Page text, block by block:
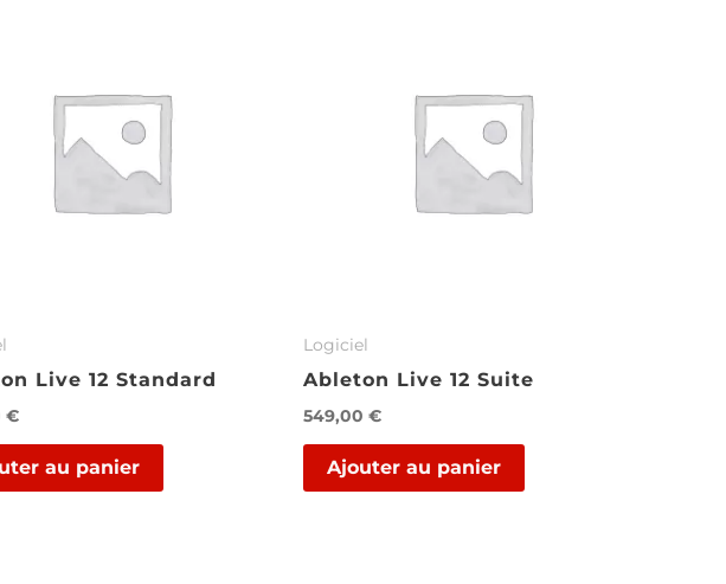
Live 12 Standard
€
au panier
Logiciel
Ableton Live 12 Suite
549,00 €
Ajouter au panier